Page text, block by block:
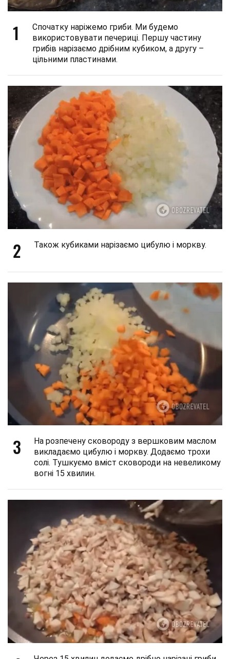
1
Спочатку наріжемо гриби. Ми будемо
використовувати печериці. Першу частину
грибів нарізаємо дрібним кубиком, а другу –
цільними пластинами.
2 Також кубиками нарізаємо цибулю і моркву.
3
На розпечену сковороду з вершковим маслом
викладаємо цибулю і моркву. Додаємо трохи
солі. Тушкуємо вміст сковороди на невеликому
вогні 15 хвилин.